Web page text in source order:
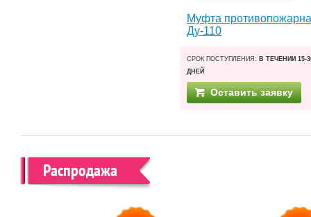
Муфта
Ду-110
СРОК ПОСТУПЛЕНИЯ: В ТЕЧЕНИИ 15-
ДНЕЙ
Оставить заявку
Распродажа